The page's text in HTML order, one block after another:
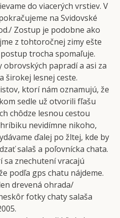
do viacerých vrstiev. V
na Svidovské
Zostup je podobne ako
z tohtoročnej zimy ešte
trocha spomaľuje.
obrovských papradí a asi za
širokej lesnej ceste.
ktorí nám oznamujú, že
sedle už otvorili fľašu
chôdze lesnou cestou
nevidímne nikoho,
ďalej po žltej, kde by
salaš a poľovnícka chata.
znechutení vracajú
podľa gps chatu nájdeme.
drevená ohrada/
fotky chaty salaša